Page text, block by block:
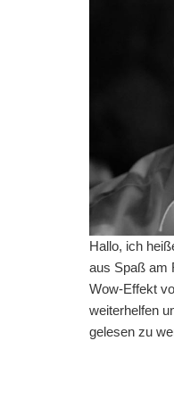
Hallo, ich
aus Spaß am
Wow-Effekt
weiterhelfen
gelesen zu